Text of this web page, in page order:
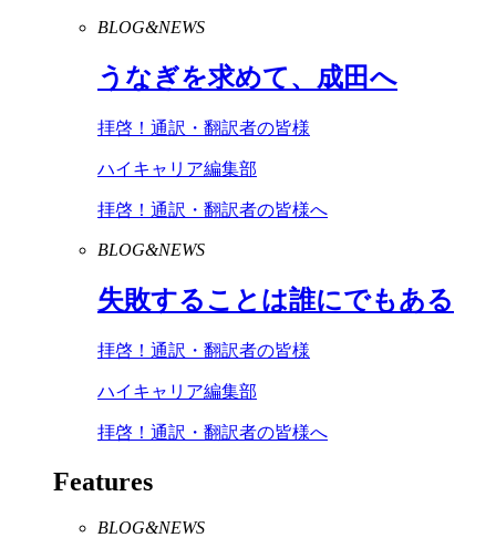
BLOG&NEWS
うなぎを求めて、成田へ
拝啓！通訳・翻訳者の皆様
ハイキャリア編集部
拝啓！通訳・翻訳者の皆様へ
BLOG&NEWS
失敗することは誰にでもある
拝啓！通訳・翻訳者の皆様
ハイキャリア編集部
拝啓！通訳・翻訳者の皆様へ
Features
BLOG&NEWS